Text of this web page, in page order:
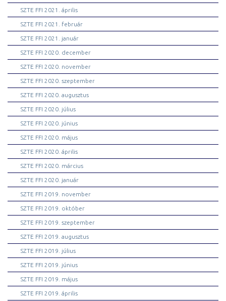
SZTE FFI 2021. április
SZTE FFI 2021. február
SZTE FFI 2021. január
SZTE FFI 2020. december
SZTE FFI 2020. november
SZTE FFI 2020. szeptember
SZTE FFI 2020. augusztus
SZTE FFI 2020. július
SZTE FFI 2020. június
SZTE FFI 2020. május
SZTE FFI 2020. április
SZTE FFI 2020. március
SZTE FFI 2020. január
SZTE FFI 2019. november
SZTE FFI 2019. október
SZTE FFI 2019. szeptember
SZTE FFI 2019. augusztus
SZTE FFI 2019. július
SZTE FFI 2019. június
SZTE FFI 2019. május
SZTE FFI 2019. április